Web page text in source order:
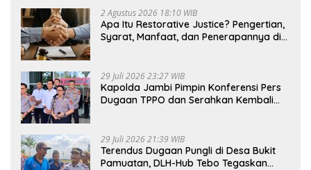
2 Agustus 2026 18:10 WIB
Apa Itu Restorative Justice? Pengertian,
Syarat, Manfaat, dan Penerapannya di
29 Juli 2026 23:27 WIB
Kapolda Jambi Pimpin Konferensi Pers
Dugaan TPPO dan Serahkan Kembali
29 Juli 2026 21:39 WIB
Terendus Dugaan Pungli di Desa Bukit
Pamuatan, DLH-Hub Tebo Tegaskan